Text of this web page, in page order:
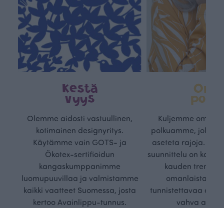
Kestä
vyys
Olemme aidosti vastuullinen,
kotimainen designyritys.
Käytämme vain GOTS- ja
Ökotex-sertifioidun
kangaskumppanimme
luomupuuvillaa ja valmistamme
kaikki vaatteet Suomessa, josta
kertoo Avainlippu-tunnus.
Oma
Kuljemme omaa,
polkuamme, jolla
aseteta rajoja.
suunnittelu on
kauden
omanlaista,
tunnistettavaa
vahva